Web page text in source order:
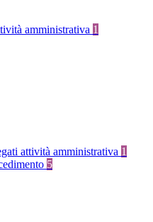
amministrativa 1
attività amministrativa 1
5